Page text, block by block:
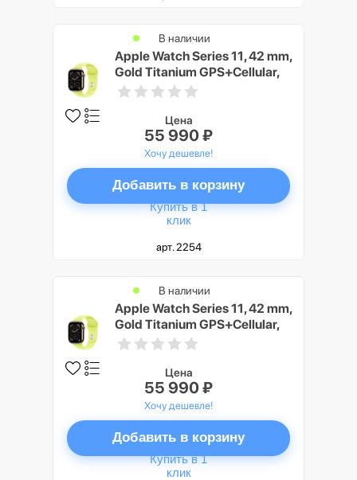
Apple Watch Series 11, 42 mm,
Gold Titanium GPS+Cellular,
Neon Yellow Sport Band M/L
В наличии
Цена
55 990 ₽
Хочу дешевле!
Добавить в корзину
Купить в 1
клик
арт. 2254
Apple Watch Series 11, 42 mm,
Gold Titanium GPS+Cellular,
Neon Yellow Sport Band S/M
В наличии
Цена
55 990 ₽
Хочу дешевле!
Добавить в корзину
Купить в 1
клик